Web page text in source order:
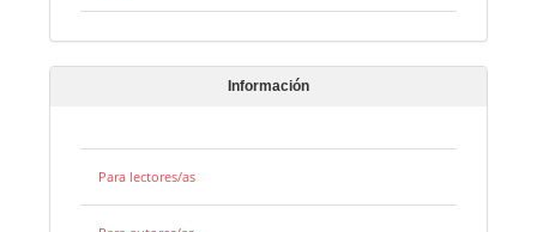
Información
Para lectores/as